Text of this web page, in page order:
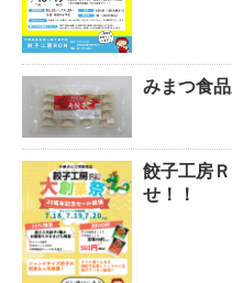
みまつ食
餃子工房
せ！！